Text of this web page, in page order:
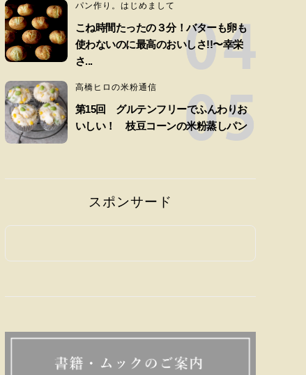
パン作り。はじめまして
こね時間たったの３分！バターも卵も
使わないのに最高のおいしさ!!〜幸栄
さ...
高橋ヒロの米粉通信
第15回 グルテンフリーでふんわりお
いしい！ 枝豆コーンの米粉蒸しパン
スポンサード